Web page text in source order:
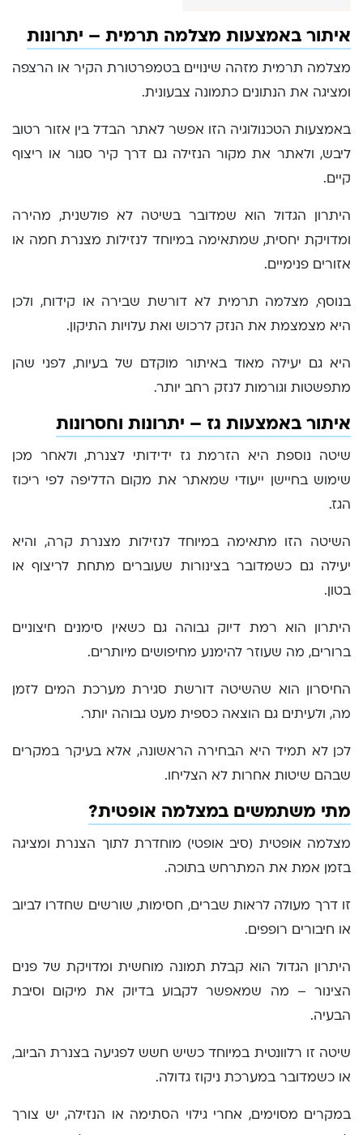
איתור באמצעות מצלמה תרמית – יתרונות
מצלמה תרמית מזהה שינויים בטמפרטורת הקיר או הרצפה
ומציגה את הנתונים כתמונה צבעונית.
באמצעות הטכנולוגיה הזו אפשר לאתר הבדל בין אזור רטוב
ליבש, ולאתר את מקור הנזילה גם דרך קיר סגור או ריצוף
קיים.
היתרון הגדול הוא שמדובר בשיטה לא פולשנית, מהירה
ומדויקת יחסית, שמתאימה במיוחד לנזילות מצנרת חמה או
אזורים פנימיים.
בנוסף, מצלמה תרמית לא דורשת שבירה או קידוח, ולכן
היא מצמצמת את הנזק לרכוש ואת עלויות התיקון.
היא גם יעילה מאוד באיתור מוקדם של בעיות, לפני שהן
מתפשטות וגורמות לנזק רחב יותר.
איתור באמצעות גז – יתרונות וחסרונות
שיטה נוספת היא הזרמת גז ידידותי לצנרת, ולאחר מכן
שימוש בחיישן ייעודי שמאתר את מקום הדליפה לפי ריכוז
הגז.
השיטה הזו מתאימה במיוחד לנזילות מצנרת קרה, והיא
יעילה גם כשמדובר בצינורות שעוברים מתחת לריצוף או
בטון.
היתרון הוא רמת דיוק גבוהה גם כשאין סימנים חיצוניים
ברורים, מה שעוזר להימנע מחיפושים מיותרים.
החיסרון הוא שהשיטה דורשת סגירת מערכת המים לזמן
מה, ולעיתים גם הוצאה כספית מעט גבוהה יותר.
לכן לא תמיד היא הבחירה הראשונה, אלא בעיקר במקרים
שבהם שיטות אחרות לא הצליחו.
מתי משתמשים במצלמה אופטית?
מצלמה אופטית (סיב אופטי) מוחדרת לתוך הצנרת ומציגה
בזמן אמת את המתרחש בתוכה.
זו דרך מעולה לראות שברים, חסימות, שורשים שחדרו לביוב
או חיבורים רופפים.
היתרון הגדול הוא קבלת תמונה מוחשית ומדויקת של פנים
הצינור – מה שמאפשר לקבוע בדיוק את מיקום וסיבת
הבעיה.
שיטה זו רלוונטית במיוחד כשיש חשש לפגיעה בצנרת הביוב,
או כשמדובר במערכת ניקוז גדולה.
במקרים מסוימים, אחרי גילוי הסתימה או הנזילה, יש צורך